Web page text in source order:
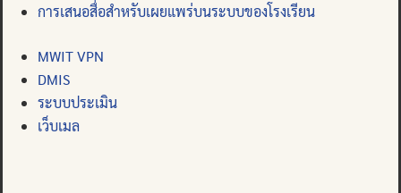
การเสนอสื่อสำหรับเผยแพร่บนระบบของโรงเรียน
MWIT VPN
DMIS
ระบบประเมิน
เว็บเมล